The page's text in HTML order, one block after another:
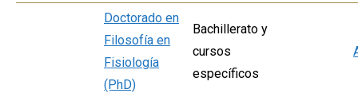
Doctorado en
Filosofía en
Fisiología
(PhD)
Bachillerato y
cursos
específicos